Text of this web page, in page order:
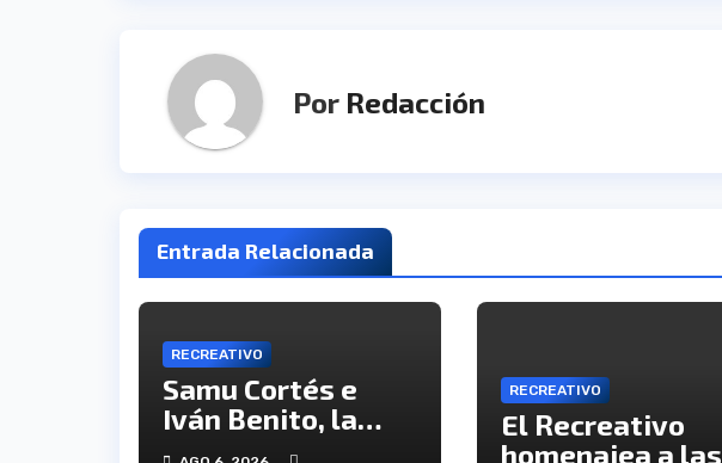
Por Redacción
Entrada Relacionada
RECREATIVO
Samu Cortés e
Iván Benito, la
ilusión de los
RECREATIVO
El Recreativo
homenajea a las